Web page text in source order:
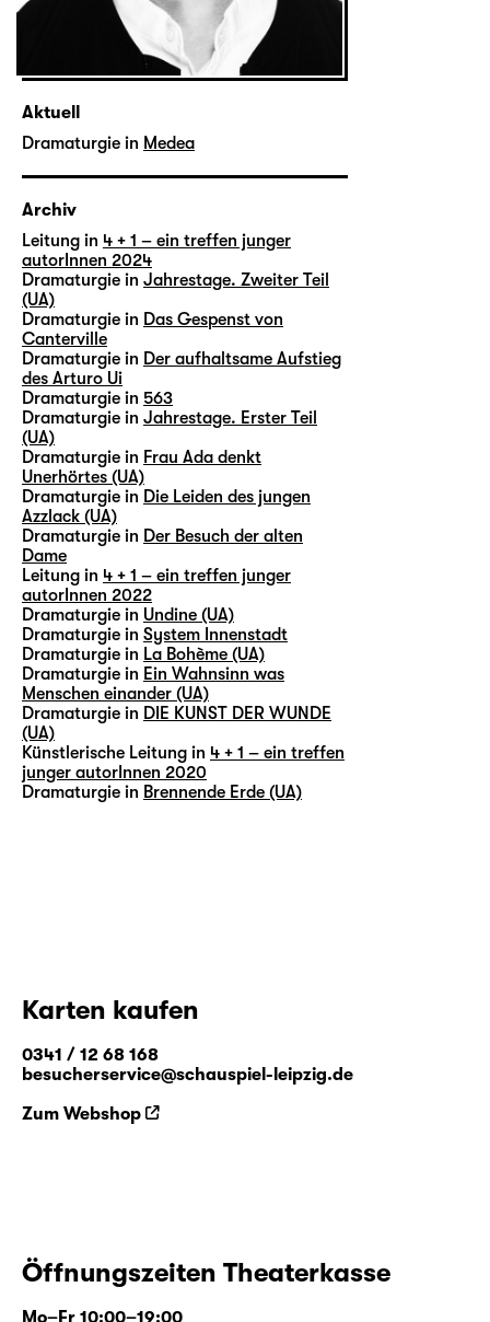
Aktuell
Dramaturgie in Medea
Archiv
Leitung in 4 + 1 – ein treffen junger
autorInnen 2024
Dramaturgie in Jahrestage. Zweiter Teil
(UA)
Dramaturgie in Das Gespenst von
Canterville
Dramaturgie in Der aufhaltsame Aufstieg
des Arturo Ui
Dramaturgie in 563
Dramaturgie in Jahrestage. Erster Teil
(UA)
Dramaturgie in Frau Ada denkt
Unerhörtes (UA)
Dramaturgie in Die Leiden des jungen
Azzlack (UA)
Dramaturgie in Der Besuch der alten
Dame
Leitung in 4 + 1 – ein treffen junger
autorInnen 2022
Dramaturgie in Undine (UA)
Dramaturgie in System Innenstadt
Dramaturgie in La Bohème (UA)
Dramaturgie in Ein Wahnsinn was
Menschen einander (UA)
Dramaturgie in DIE KUNST DER WUNDE
(UA)
Künstlerische Leitung in 4 + 1 – ein treffen
junger autorInnen 2020
Dramaturgie in Brennende Erde (UA)
Karten kaufen
0341 / 12 68 168
besucherservice@schauspiel-leipzig.de
Zum Webshop
Öffnungszeiten Theaterkasse
Mo–Fr 10:00–19:00